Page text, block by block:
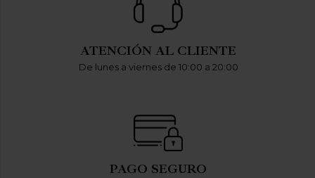
ATENCIÓN AL CLIENTE
De lunes a viernes de 10:00 a 20:00
PAGO SEGURO